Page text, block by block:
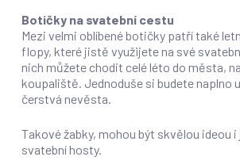
Botičky na svatební cestu
Mezi velmi oblíbené botičky patří také
flopy, které jistě využijete na své
nich můžete chodit celé léto do města,
koupaliště. Jednoduše si budete naplno
čerstvá nevěsta.
Takové žabky, mohou být skvělou ideou i
svatební hosty.